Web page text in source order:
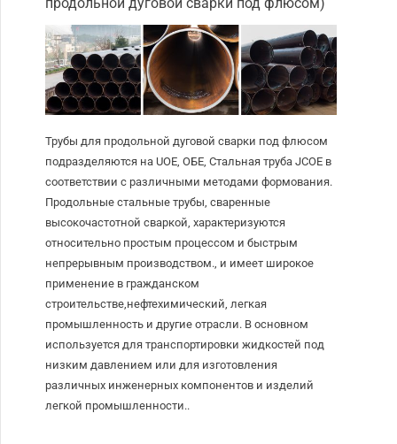
продольной дуговой сварки под флюсом)
Трубы для продольной дуговой сварки под флюсом
подразделяются на UOE, ОБЕ, Стальная труба JCOE в
соответствии с различными методами формования.
Продольные стальные трубы, сваренные
высокочастотной сваркой, характеризуются
относительно простым процессом и быстрым
непрерывным производством., и имеет широкое
применение в гражданском
строительстве,нефтехимический, легкая
промышленность и другие отрасли. В основном
используется для транспортировки жидкостей под
низким давлением или для изготовления
различных инженерных компонентов и изделий
легкой промышленности..